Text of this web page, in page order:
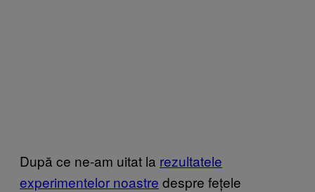
După ce ne-am uitat la rezultatele
experimentelor noastre despre fețele